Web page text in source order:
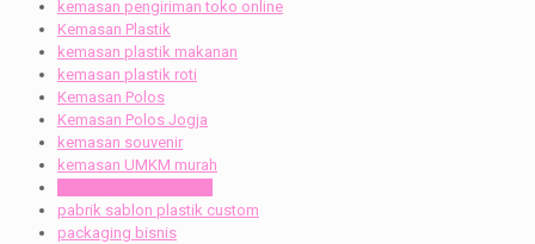
kemasan pengiriman toko online
Kemasan Plastik
kemasan plastik makanan
kemasan plastik roti
Kemasan Polos
Kemasan Polos Jogja
kemasan souvenir
kemasan UMKM murah
pabrik sablon plastik custom
packaging bisnis